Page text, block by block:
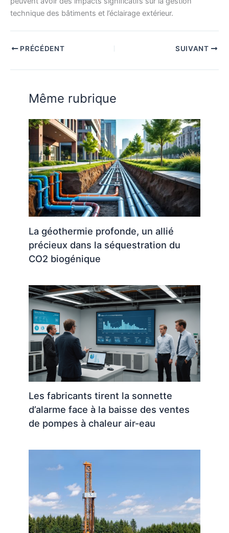
technique des bâtiments et l’éclairage extérieur.
PRÉCÉDENT SUIVANT
Même rubrique
La géothermie profonde, un allié
précieux dans la séquestration du
CO2 biogénique
Les fabricants tirent la sonnette
d’alarme face à la baisse des ventes
de pompes à chaleur air-eau